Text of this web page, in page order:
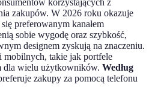
zakupów. W 2026 roku okazuje
preferowanym kanałem
sobie wygodę oraz szybkość,
designem zyskują na znaczeniu.
mobilnych, takie jak portfele
dla wielu użytkowników. Według
zakupy za pomocą telefonu